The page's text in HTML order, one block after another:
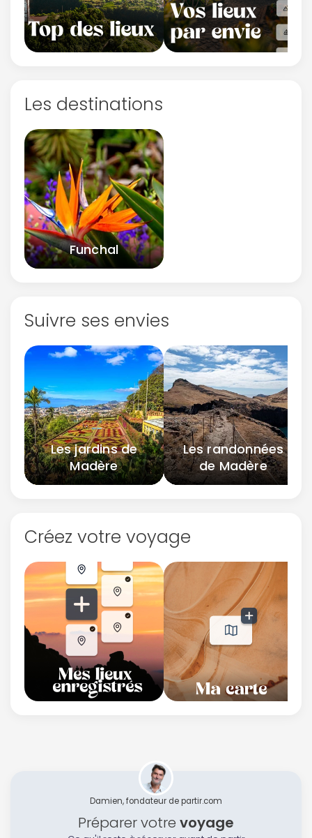
Les destinations
Funchal
Suivre ses envies
Les jardins de
Madère
Les randonnées
de Madère
Créez votre voyage
Damien, fondateur de partir.com
Préparer votre voyage